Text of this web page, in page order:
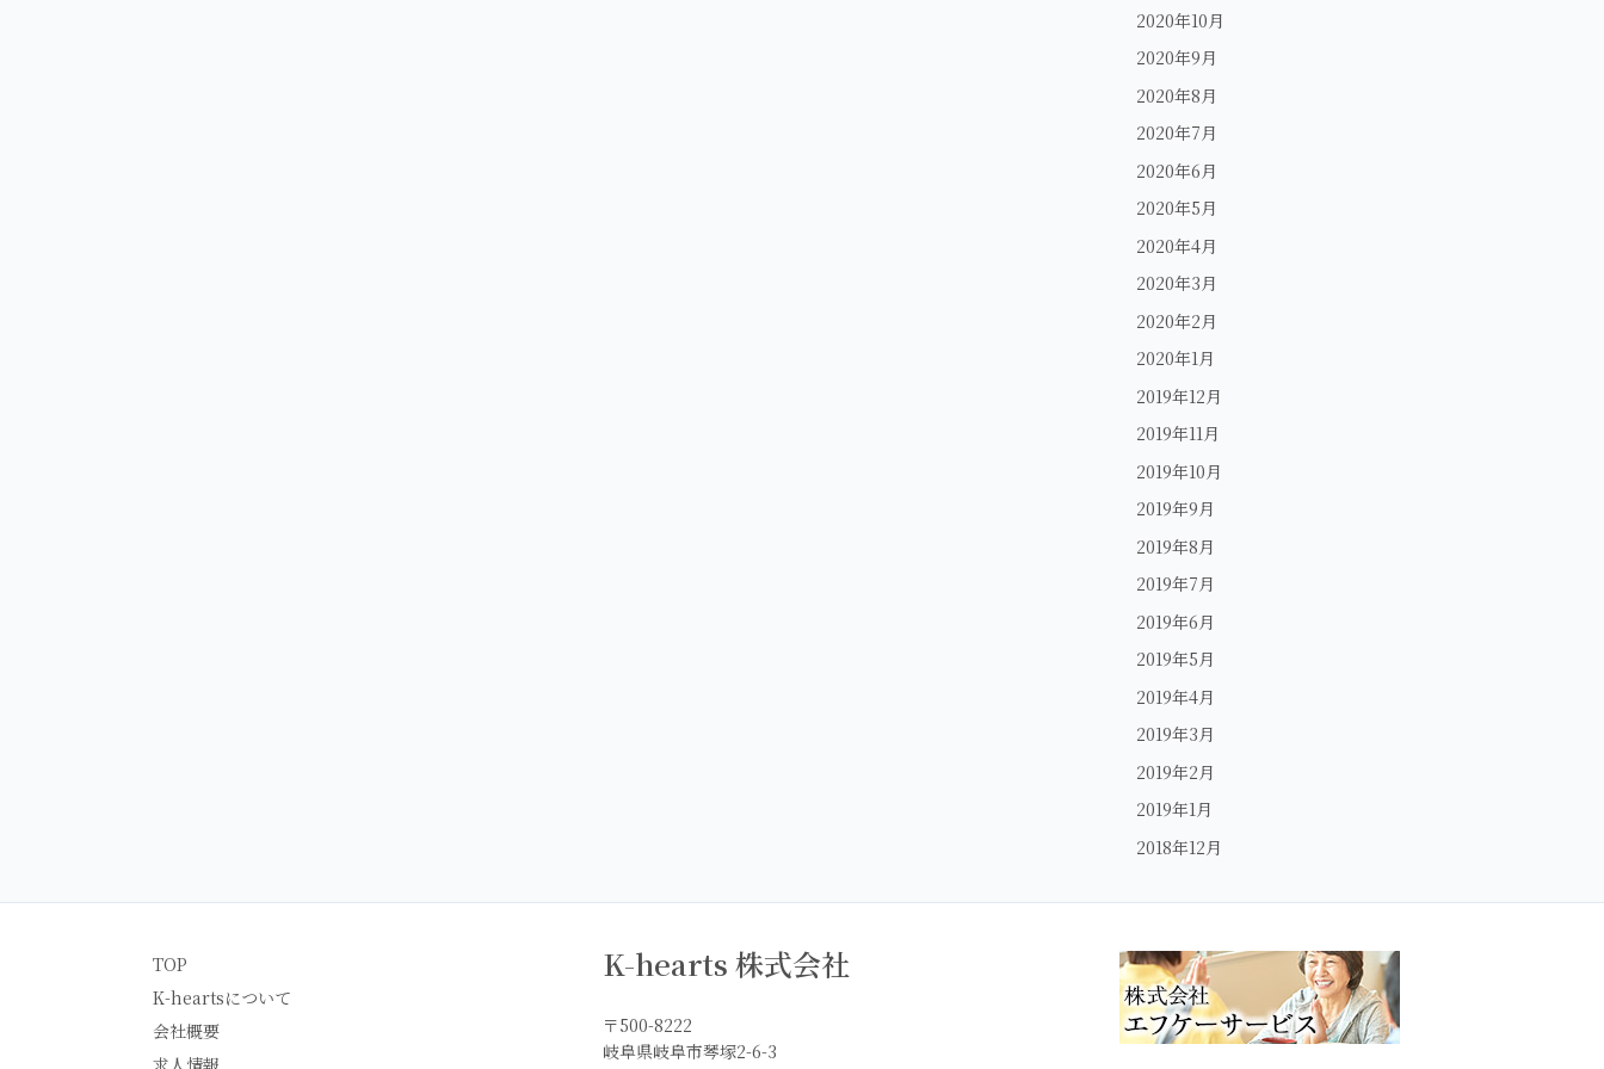
2020年10月
2020年9月
2020年8月
2020年7月
2020年6月
2020年5月
2020年4月
2020年3月
2020年2月
2020年1月
2019年12月
2019年11月
2019年10月
2019年9月
2019年8月
2019年7月
2019年6月
2019年5月
2019年4月
2019年3月
2019年2月
2019年1月
2018年12月
TOP
K-heartsについて
会社概要
求人情報
K-hearts 株式会社
〒500-8222
岐阜県岐阜市琴塚2-6-3